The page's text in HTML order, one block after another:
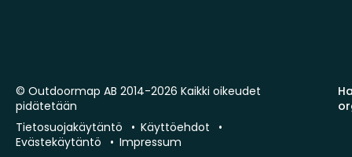
© Outdoormap AB 2014-2026 Kaikki oikeudet
pidätetään
Tietosuojakäytäntö
Käyttöehdot
Evästekäytäntö
Impressum